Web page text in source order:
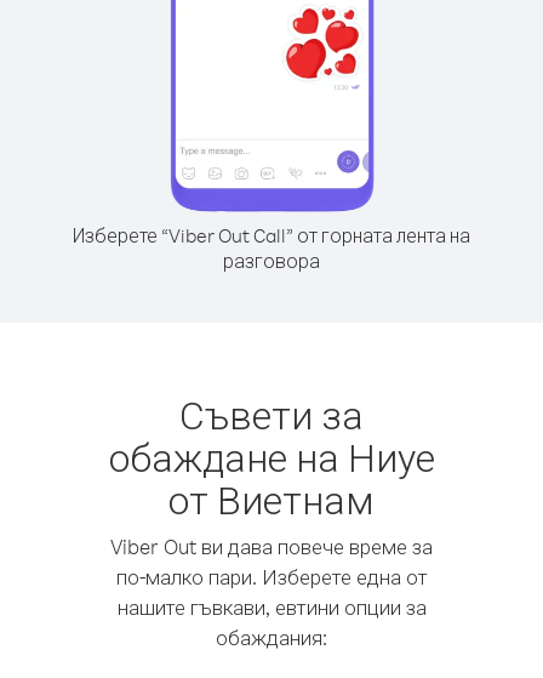
Изберете “Viber Out Call” от горната лента на
разговора
Съвети за
обаждане на Ниуе
от Виетнам
Viber Out ви дава повече време за
по-малко пари. Изберете една от
нашите гъвкави, евтини опции за
обаждания: